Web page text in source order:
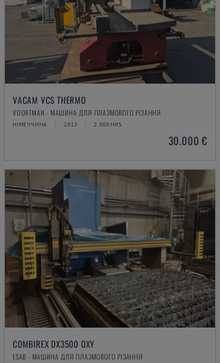
VACAM VCS THERMO
VOORTMAN - МАШИНА ДЛЯ ПЛАЗМОВОГО РІЗАННЯ
НІМЕЧЧИНА 2013 2.000 HRS
30.000 €
COMBIREX DX3500 OXY
ESAB - МАШИНА ДЛЯ ПЛАЗМОВОГО РІЗАННЯ